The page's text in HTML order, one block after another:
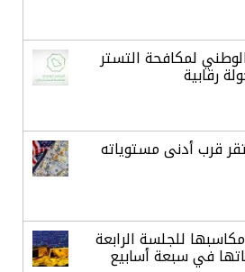
الوطني لمكافحة التستر
قرب أدنى مستوياته
للجلسة الرابعة
في سبعة أسابيع